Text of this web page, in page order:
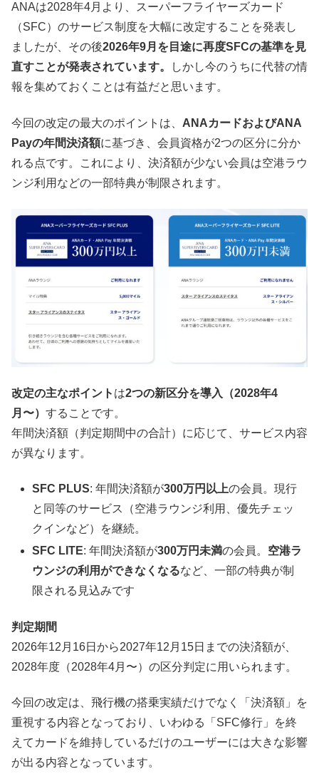
ANAは2028年4月より、スーパーフライヤーズカード
（SFC）のサービス制度を大幅に改定することを発表し
ましたが、その後2026年9月を目途に再度SFCの基準を見
直すことが発表されています。
しかし今のうちに代替の情
報を集めておくことは有益だと思います。
今回の改定の最大のポイントは、 ANAカードおよびANA
Payの年間決済額に基づき、会員資格が2つの区分に分か
れる点です。これにより、決済額が少ない会員は空港ラウ
ンジ利用などの一部特典が制限されます。
改定の主なポイント は2つの新区分を導入（2028年4
月〜） することです。
年間決済額（判定期間中の合計）に応じて、サービス内容
が異なります。
SFC PLUS: 年間決済額が300万円以上の会員。現行
と同等のサービス（空港ラウンジ利用、優先チェッ
クインなど）を継続。
SFC LITE: 年間決済額が300万円未満の会員。 空港ラ
ウンジの利用ができなくなるなど、一部の特典が制
限される見込みです
判定期間
2026年12月16日から2027年12月15日までの決済額が、
2028年度（2028年4月〜）の区分判定に用いられます。
今回の改定は、飛行機の搭乗実績だけでなく「決済額」を
重視する内容となっており、いわゆる「SFC修行」を終
えてカードを維持しているだけのユーザーには大きな影響
が出る内容となっています。